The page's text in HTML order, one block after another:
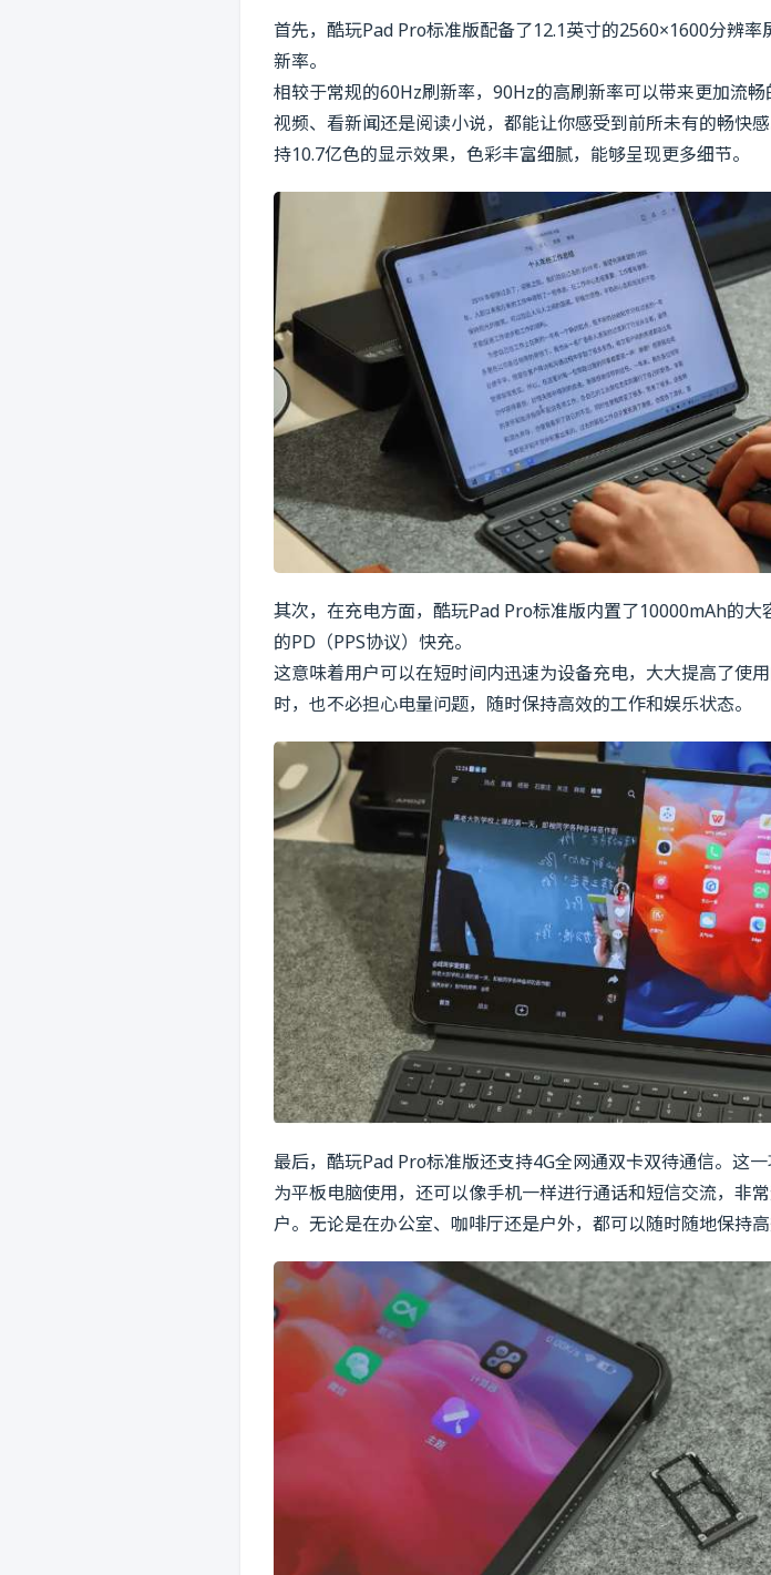
首先，酷玩Pad Pro标准版配备了12.1英寸的2560×1600分辨率
新率。
相较于常规的60Hz刷新率，90Hz的高刷新率可以带来更加流
视频、看新闻还是阅读小说，都能让你感受到前所未有的畅快
持10.7亿色的显示效果，色彩丰富细腻，能够呈现更多细节。
其次，在充电方面，酷玩Pad Pro标准版内置了10000mAh的大
的PD（PPS协议）快充。
这意味着用户可以在短时间内迅速为设备充电，大大提高了使
时，也不必担心电量问题，随时保持高效的工作和娱乐状态。
最后，酷玩Pad Pro标准版还支持4G全网通双卡双待通信。这
为平板电脑使用，还可以像手机一样进行通话和短信交流，非
户。无论是在办公室、咖啡厅还是户外，都可以随时随地保持高